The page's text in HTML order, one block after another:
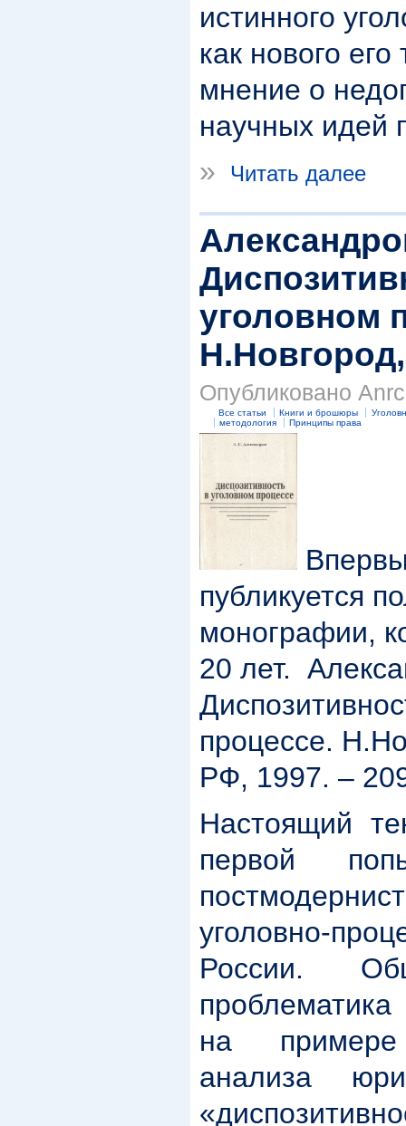
истинного
как нового
мнение о
научных идей
»
Читать далее
уголовном
Опубликовано
Все статьи Книги и брошюры
методология
Принципы права
публикуется
монографии,
20 лет.
процессе.
РФ, 1997. –
Настоящий
первой
уголовно-
России.
на примере
анализа